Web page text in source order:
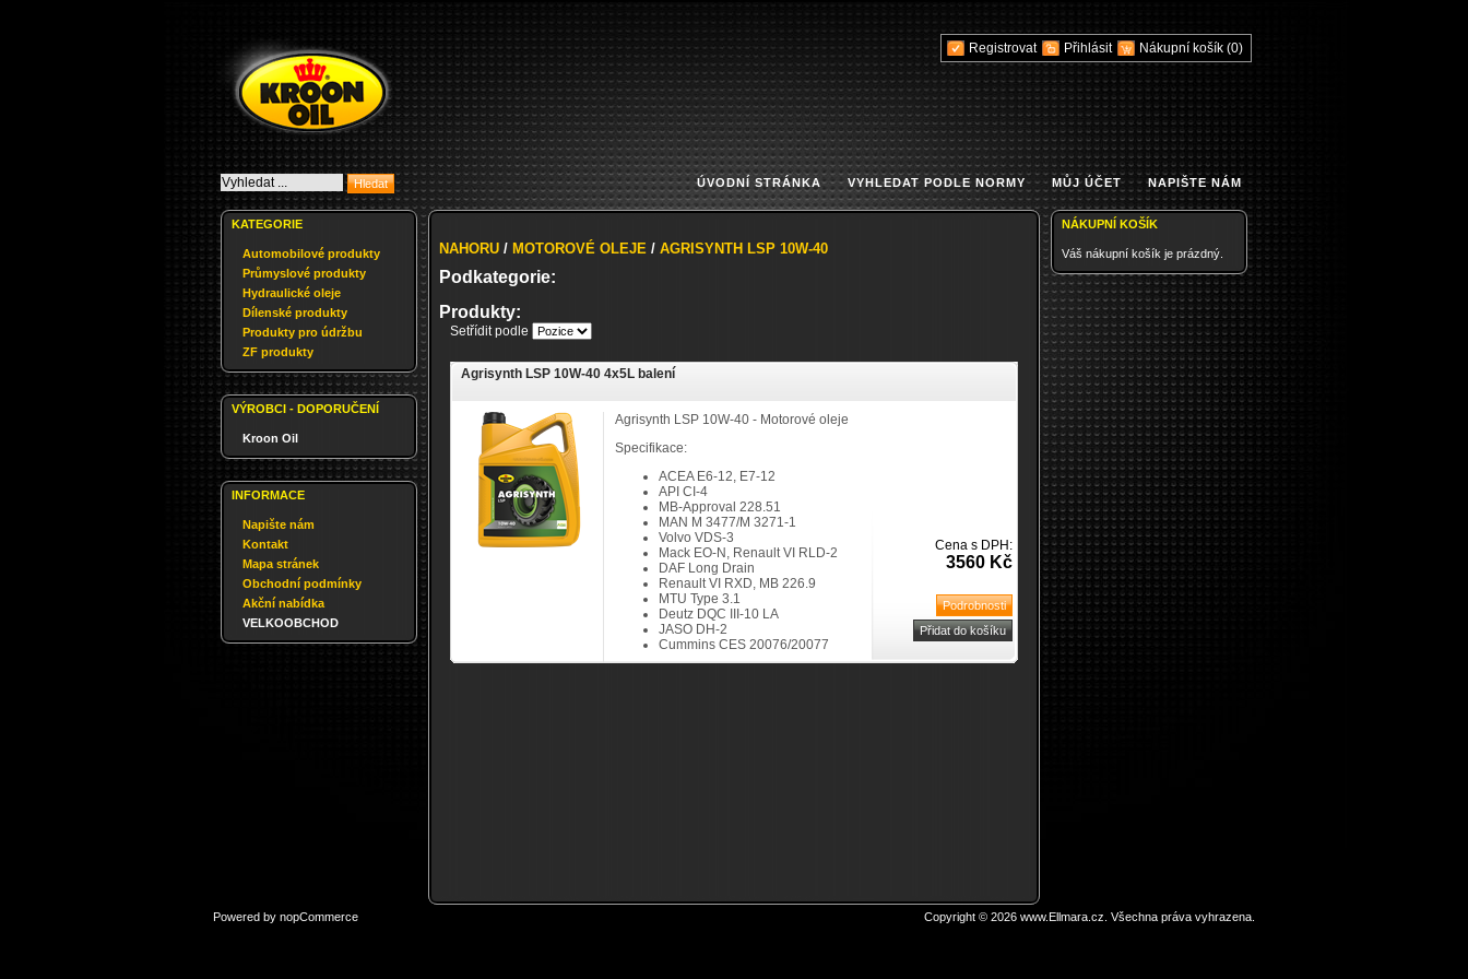
Registrovat Přihlásit Nákupní košík (0)
ÚVODNÍ STRÁNKA VYHLEDAT PODLE NORMY MŮJ ÚČET NAPIŠTE NÁM
KATEGORIE
Automobilové produkty
Průmyslové produkty
Hydraulické oleje
Dílenské produkty
Produkty pro údržbu
ZF produkty
VÝROBCI - DOPORUČENÍ
Kroon Oil
INFORMACE
Napište nám
Kontakt
Mapa stránek
Obchodní podmínky
Akční nabídka
VELKOOBCHOD
NAHORU / MOTOROVÉ OLEJE / AGRISYNTH LSP 10W-40
Podkategorie:
Produkty:
Setřídit podle
Agrisynth LSP 10W-40 4x5L balení
Agrisynth LSP 10W-40 - Motorové oleje
Specifikace:
ACEA E6-12, E7-12
API CI-4
MB-Approval 228.51
MAN M 3477/M 3271-1
Volvo VDS-3
Mack EO-N, Renault VI RLD-2
DAF Long Drain
Renault VI RXD, MB 226.9
MTU Type 3.1
Deutz DQC III-10 LA
JASO DH-2
Cummins CES 20076/20077
Cena s DPH:
3560 Kč
NÁKUPNÍ KOŠÍK
Váš nákupní košík je prázdný.
Powered by nopCommerce Copyright © 2026 www.Ellmara.cz. Všechna práva vyhrazena.